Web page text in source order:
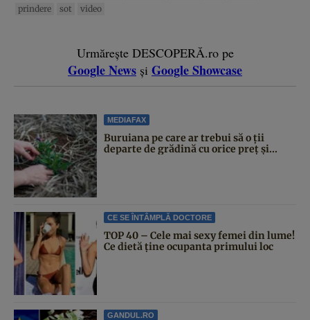
prindere
sot video
Urmărește DESCOPERĂ.ro pe
Google News și Google Showcase
MEDIAFAX
Buruiana pe care ar trebui să o ții
departe de grădină cu orice preț și...
CE SE ÎNTÂMPLĂ DOCTORE
TOP 40 – Cele mai sexy femei din lume!
Ce dietă ține ocupanta primului loc
GANDUL.RO